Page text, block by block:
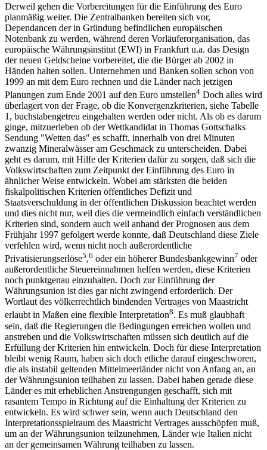
Derweil gehen die Vorbereitungen für die Einführung des Euro
planmäßig weiter. Die Zentralbanken bereiten sich vor,
Dependancen der in Gründung befindlichen europäischen
Notenbank zu werden, während deren Vorläuferorganisation, das
europäische Währungsinstitut (EWI) in Frankfurt u.a. das Design
der neuen Geldscheine vorbereitet, die die Bürger ab 2002 in
Händen halten sollen. Unternehmen und Banken sollen schon von
1999 an mit dem Euro rechnen und die Länder nach jetzigen
Planungen zum Ende 2001 auf den Euro umstellen4 Doch alles wird
überlagert von der Frage, ob die Konvergenzkriterien, siehe Tabelle
1, buchstabengetreu eingehalten werden oder nicht. Als ob es darum
ginge, mitzuerleben ob der Wettkandidat in Thomas Gottschalks
Sendung "Wetten das" es schafft, innerhalb von drei Minuten
zwanzig Mineralwässer am Geschmack zu unterscheiden. Dabei
geht es darum, mit Hilfe der Kriterien dafür zu sorgen, daß sich die
Volkswirtschaften zum Zeitpunkt der Einführung des Euro in
ähnlicher Weise entwickeln. Wobei am stärksten die beiden
fiskalpolitischen Kriterien öffentliches Defizit und
Staatsverschuldung in der öffentlichen Diskussion beachtet werden
und dies nicht nur, weil dies die vermeindlich einfach verständlichen
Kriterien sind, sondern auch weil anhand der Prognosen aus dem
Frühjahr 1997 gefolgert werde konnte, daß Deutschland diese Ziele
verfehlen wird, wenn nicht noch außerordentliche
Privatisierungserlöse5,6 oder ein höherer Bundesbankgewinn7 oder
außerordentliche Steuereinnahmen helfen werden, diese Kriterien
noch punktgenau einzuhalten. Doch zur Einführung der
Währungsunion ist dies gar nicht zwingend erforderlich. Der
Wortlaut des völkerrechtlich bindenden Vertrages von Maastricht
erlaubt in Maßen eine flexible Interpretation8. Es muß glaubhaft
sein, daß die Regierungen die Bedingungen erreichen wollen und
anstreben und die Volkswirtschaften müssen sich deutlich auf die
Erfüllung der Kriterien hin entwickeln. Doch für diese Interpretation
bleibt wenig Raum, haben sich doch etliche darauf eingeschworen,
die als instabil geltenden Mittelmeerländer nicht von Anfang an, an
der Währungsunion teilhaben zu lassen. Dabei haben gerade diese
Länder es mit erheblichen Anstrengungen geschafft, sich mit
rasantem Tempo in Richtung auf die Einhaltung der Kriterien zu
entwickeln. Es wird schwer sein, wenn auch Deutschland den
Interpretationsspielraum des Maastricht Vertrages ausschöpfen muß,
um an der Währungsunion teilzunehmen, Länder wie Italien nicht
an der gemeinsamen Währung teilhaben zu lassen.